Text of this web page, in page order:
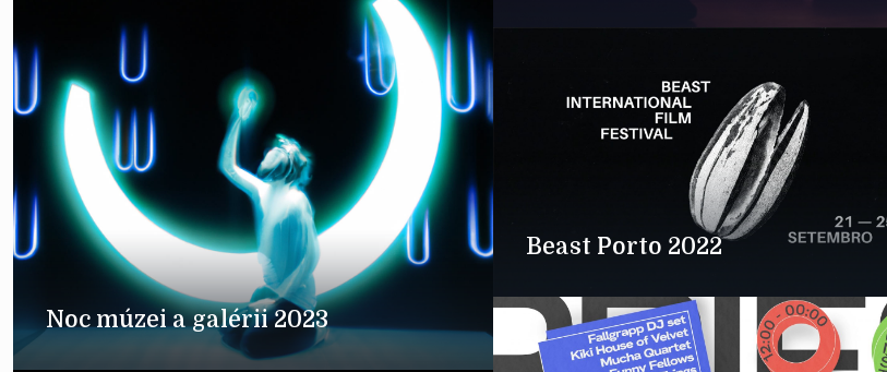
Noc múzei a galérii 2023
Beast Porto 2022